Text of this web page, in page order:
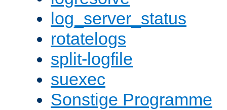
log_server_status
rotatelogs
split-logfile
suexec
Sonstige Programme